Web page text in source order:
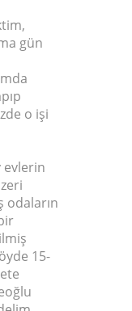
gün
o işi
evlerin
odaların
15-